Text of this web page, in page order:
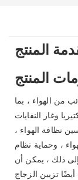
المنتج
المنتج
من الهواء ، بما
وغاز النفايات
نظافة الهواء ،
، وحماية نظام
إلى ذلك ، يمكن أن